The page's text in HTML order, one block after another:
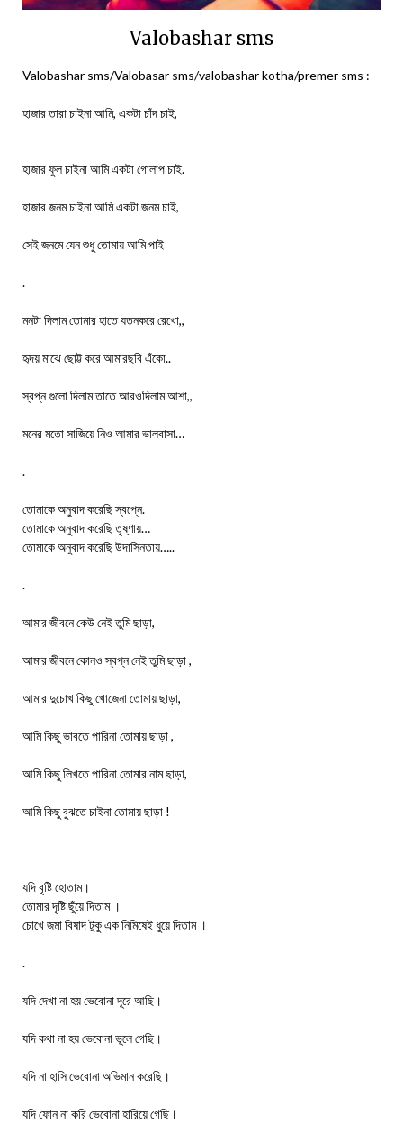
Valobashar sms
Valobashar sms/Valobasar sms/valobashar kotha/premer sms :
হাজার তারা চাইনা আমি, একটা চাঁদ চাই,
হাজার ফুল চাইনা আমি একটা গোলাপ চাই.
হাজার জনম চাইনা আমি একটা জনম চাই,
সেই জনমে যেন শুধু তোমায় আমি পাই
.
মনটা দিলাম তোমার হাতে যতনকরে রেখো,,
হৃদয় মাঝে ছোট্ট করে আমারছবি এঁকো..
স্বপ্ন গুলো দিলাম তাতে আরওদিলাম আশা,,
মনের মতো সাজিয়ে নিও আমার ভালবাসা…
.
তোমাকে অনুবাদ করেছি স্বপ্নে.
তোমাকে অনুবাদ করেছি তৃষ্ণায়…
তোমাকে অনুবাদ করেছি উদাসিনতায়…..
.
আমার জীবনে কেউ নেই তুমি ছাড়া,
আমার জীবনে কোনও স্বপ্ন নেই তুমি ছাড়া ,
আমার দুচোখ কিছু খোজেনা তোমায় ছাড়া,
আমি কিছু ভাবতে পারিনা তোমায় ছাড়া ,
আমি কিছু লিখতে পারিনা তোমার নাম ছাড়া,
আমি কিছু বুঝতে চাইনা তোমায় ছাড়া !
যদি বৃষ্টি হোতাম।
তোমার দৃষ্টি ছুঁয়ে দিতাম ।
চোখে জমা বিষাদ টুকু এক নিমিষেই ধুয়ে দিতাম ।
.
যদি দেখা না হয় ভেবোনা দূরে আছি।
যদি কথা না হয় ভেবোনা ভূলে গেছি।
যদি না হাসি ভেবোনা অভিমান করেছি।
যদি ফোন না করি ভেবোনা হারিয়ে গেছি।